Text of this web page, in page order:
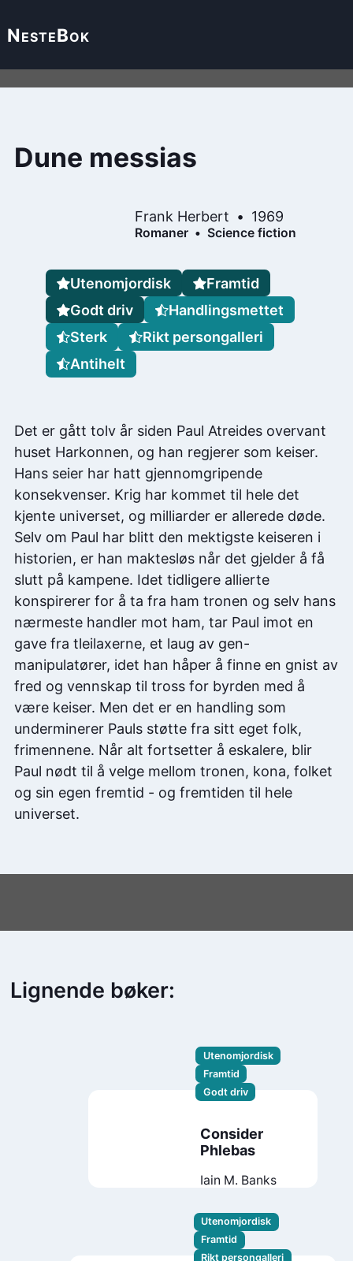
NesteBok
Dune messias
Frank Herbert 1969
Romaner Science fiction
Det er gått tolv år siden Paul Atreides overvant
huset Harkonnen, og han regjerer som keiser.
Hans seier har hatt gjennomgripende
konsekvenser. Krig har kommet til hele det
kjente universet, og milliarder er allerede døde.
Selv om Paul har blitt den mektigste keiseren i
historien, er han maktesløs når det gjelder å få
slutt på kampene. Idet tidligere allierte
konspirerer for å ta fra ham tronen og selv hans
nærmeste handler mot ham, tar Paul imot en
gave fra tleilaxerne, et laug av gen-
manipulatører, idet han håper å finne en gnist av
fred og vennskap til tross for byrden med å
være keiser. Men det er en handling som
underminerer Pauls støtte fra sitt eget folk,
frimennene. Når alt fortsetter å eskalere, blir
Paul nødt til å velge mellom tronen, kona, folket
og sin egen fremtid - og fremtiden til hele
universet.
Utenomjordisk
Framtid
Godt driv
Handlingsmettet
Sterk
Rikt persongalleri
Antihelt
Lignende bøker:
Utenomjordisk
Framtid
Godt driv
Consider
Phlebas
Iain M. Banks
Utenomjordisk
Framtid
Rikt persongalleri